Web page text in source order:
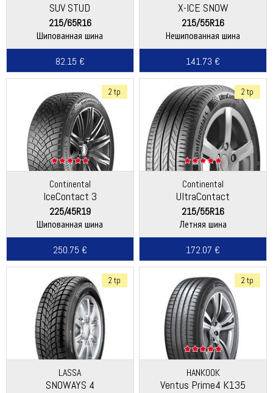
SUV STUD
215/65R16
Шипованная шина
82.15 €
X-ICE SNOW
215/55R16
Нешипованная шина
141.73 €
2 tp
Continental
IceContact 3
225/45R19
Шипованная шина
250.75 €
2 tp
Continental
UltraContact
215/55R16
Летняя шина
172.07 €
2 tp
LASSA
SNOWAYS 4
2 tp
HANKOOK
Ventus Prime4 K135